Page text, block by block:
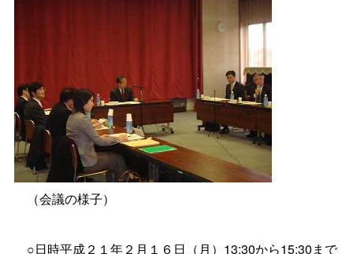
（会議の様子）
○日時平成２１年２月１６日（月）13:30から15:30まで